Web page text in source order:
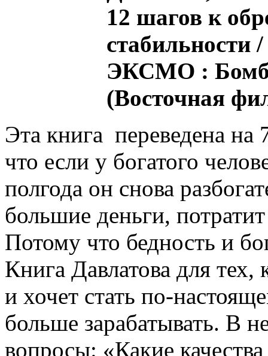
12 шагов к
стабильности
ЭКСМО :
(Восточная
Эта книга переведена на
что если у богатого
полгода он снова
большие деньги,
Потому что бедность и
Книга Давлатова для
и хочет стать по-
больше зарабатывать. В
вопросы: «Какие